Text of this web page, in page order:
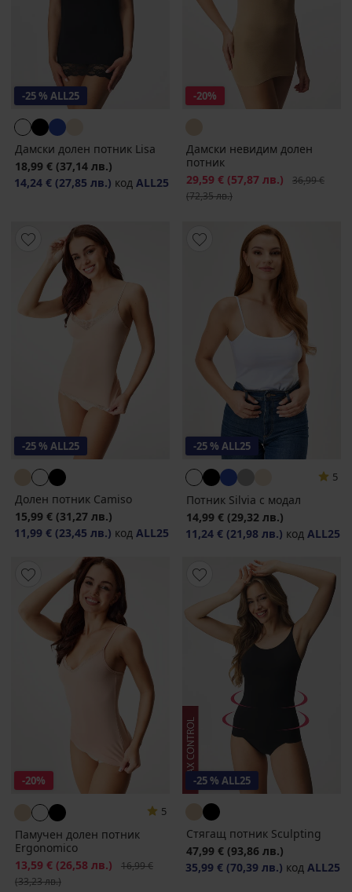
-25 % ALL25
Дамски долен потник Lisa
18,99 € (37,14 лв.)
14,24 € (27,85 лв.) код ALL25
-20%
Дамски невидим долен
потник
Намаление
29,59 € (57,87 лв.)
36,99 €
(72,35 лв.)
-25 % ALL25
Долен потник Camiso
15,99 € (31,27 лв.)
11,99 € (23,45 лв.) код ALL25
-25 % ALL25
5
Потник Silvia с модал
14,99 € (29,32 лв.)
11,24 € (21,98 лв.) код ALL25
-20%
5
Памучен долен потник
Ergonomico
Намаление
13,59 € (26,58 лв.) Първоначална цена
16,99 €
(33,23 лв.)
-25 % ALL25
Стягащ потник Sculpting
47,99 € (93,86 лв.)
35,99 € (70,39 лв.) код ALL25